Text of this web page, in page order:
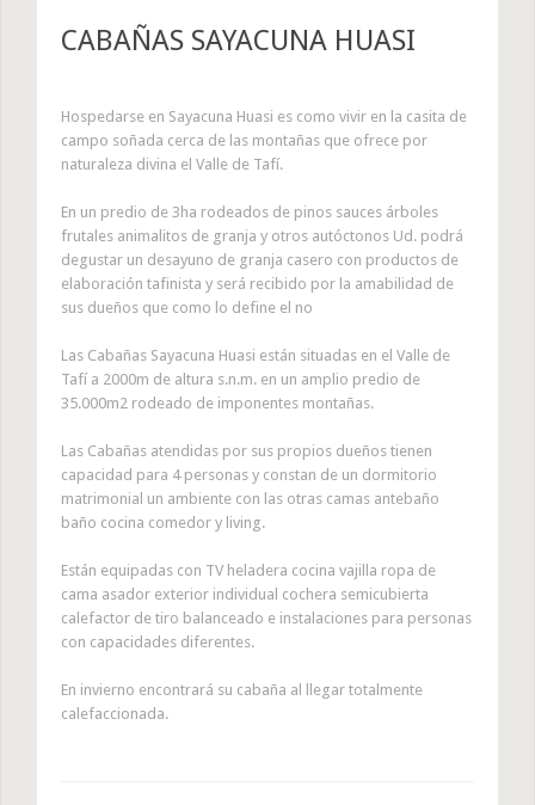
CABAÑAS SAYACUNA HUASI
Hospedarse en Sayacuna Huasi es como vivir en la casita de
campo soñada cerca de las montañas que ofrece por
naturaleza divina el Valle de Tafí.
En un predio de 3ha rodeados de pinos sauces árboles
frutales animalitos de granja y otros autóctonos Ud. podrá
degustar un desayuno de granja casero con productos de
elaboración tafinista y será recibido por la amabilidad de
sus dueños que como lo define el no
Las Cabañas Sayacuna Huasi están situadas en el Valle de
Tafí a 2000m de altura s.n.m. en un amplio predio de
35.000m2 rodeado de imponentes montañas.
Las Cabañas atendidas por sus propios dueños tienen
capacidad para 4 personas y constan de un dormitorio
matrimonial un ambiente con las otras camas antebaño
baño cocina comedor y living.
Están equipadas con TV heladera cocina vajilla ropa de
cama asador exterior individual cochera semicubierta
calefactor de tiro balanceado e instalaciones para personas
con capacidades diferentes.
En invierno encontrará su cabaña al llegar totalmente
calefaccionada.